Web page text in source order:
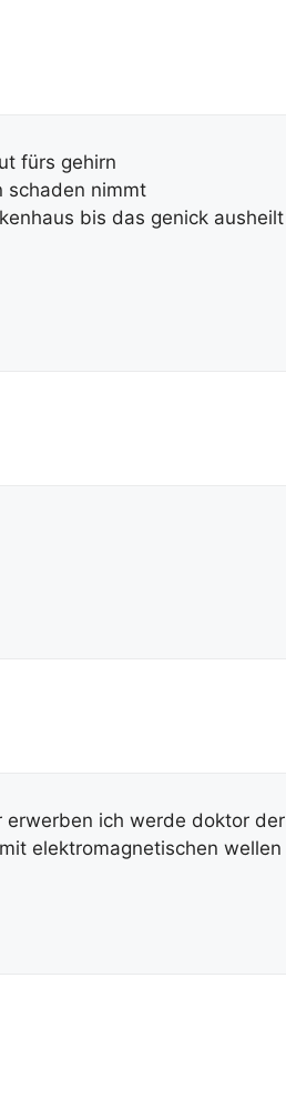
fürs gehirn
schaden nimmt
bis das genick ausheilt
ich werde doktor der
elektromagnetischen wellen